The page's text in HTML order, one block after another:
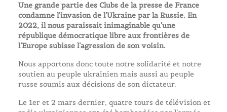
Une grande partie des Clubs de la presse de France
condamne l’invasion de l’Ukraine par la Russie. En
2022, il nous paraissait inimaginable qu’une
république démocratique libre aux frontières de
l’Europe subisse l’agression de son voisin.
Nous apportons donc toute notre solidarité et notre
soutien au peuple ukrainien mais aussi au peuple
russe soumis aux décisions de son dictateur.
Le 1er et 2 mars dernier, quatre tours de télévision et